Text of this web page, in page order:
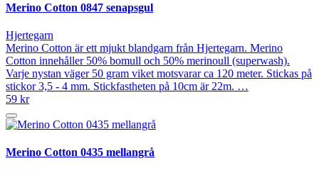
Merino Cotton 0847 senapsgul
Hjertegarn
Merino Cotton är ett mjukt blandgarn från Hjertegarn. Merino
Cotton innehåller 50% bomull och 50% merinoull (superwash).
Varje nystan väger 50 gram viket motsvarar ca 120 meter. Stickas på
stickor 3,5 - 4 mm. Stickfastheten på 10cm är 22m. …
59 kr
Merino Cotton 0435 mellangrå